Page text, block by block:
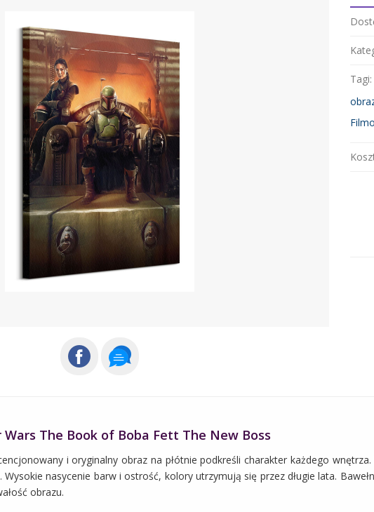
Tagi:
Wars The Book of Boba Fett The New Boss
i oryginalny obraz na płótnie podkreśli charakter każdego
Wysokie nasycenie barw i ostrość, kolory utrzymują się przez długie lata.
obrazu.